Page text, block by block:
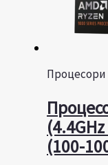
Процесори
(100-